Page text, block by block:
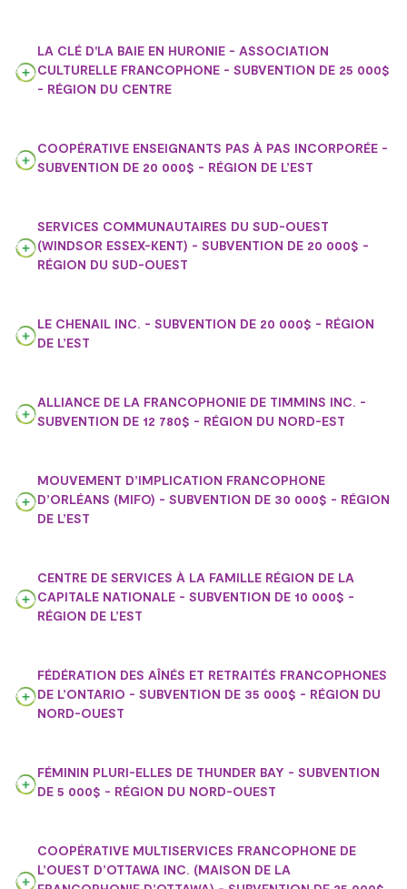
LA CLÉ D'LA BAIE EN HURONIE - ASSOCIATION
CULTURELLE FRANCOPHONE - SUBVENTION DE 25 000$
- RÉGION DU CENTRE
COOPÉRATIVE ENSEIGNANTS PAS À PAS INCORPORÉE -
SUBVENTION DE 20 000$ - RÉGION DE L’EST
SERVICES COMMUNAUTAIRES DU SUD-OUEST
(WINDSOR ESSEX-KENT) - SUBVENTION DE 20 000$ -
RÉGION DU SUD-OUEST
LE CHENAIL INC. - SUBVENTION DE 20 000$ - RÉGION
DE L’EST
ALLIANCE DE LA FRANCOPHONIE DE TIMMINS INC. -
SUBVENTION DE 12 780$ - RÉGION DU NORD-EST
MOUVEMENT D’IMPLICATION FRANCOPHONE
D’ORLÉANS (MIFO) - SUBVENTION DE 30 000$ - RÉGION
DE L’EST
CENTRE DE SERVICES À LA FAMILLE RÉGION DE LA
CAPITALE NATIONALE - SUBVENTION DE 10 000$ -
RÉGION DE L’EST
FÉDÉRATION DES AÎNÉS ET RETRAITÉS FRANCOPHONES
DE L’ONTARIO - SUBVENTION DE 35 000$ - RÉGION DU
NORD-OUEST
FÉMININ PLURI-ELLES DE THUNDER BAY - SUBVENTION
DE 5 000$ - RÉGION DU NORD-OUEST
COOPÉRATIVE MULTISERVICES FRANCOPHONE DE
L’OUEST D’OTTAWA INC. (MAISON DE LA